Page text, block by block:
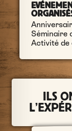
Séminaire
Activité de
ILS